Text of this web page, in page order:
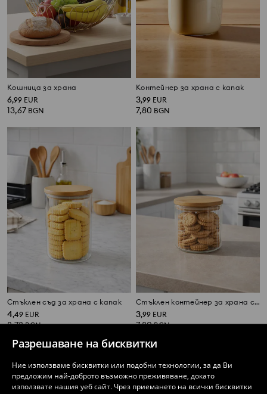
Разрешаване на бисквитки
Ние използваме бисквитки или подобни технологии, за да Ви
предложим най-доброто възможно преживяване, докато
използвате нашия уеб сайт. Чрез приемането на всички бисквитки
Кошница за храна
6,99 EUR
13,67 BGN
Контейнер за храна с капак
3,99 EUR
7,80 BGN
Стъклен съд за храна с капак
4,49 EUR
8,78 BGN
Стъклен контейнер за храна с бамбуков капак
3,99 EUR
7,80 BGN